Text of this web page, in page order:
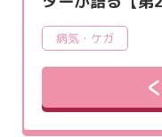
病気・ケガ